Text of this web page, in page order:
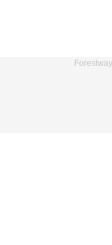
Forestway